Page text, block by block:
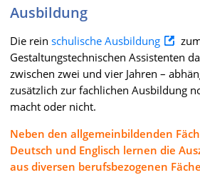
Ausbildung
Die rein schulische Ausbildung
Gestaltungstechnischen Assistenten
zwischen zwei und vier Jahren –
zusätzlich zur fachlichen Ausbildung
macht oder nicht.
Neben den allgemeinbildenden
Deutsch und Englisch lernen die
aus diversen berufsbezogenen